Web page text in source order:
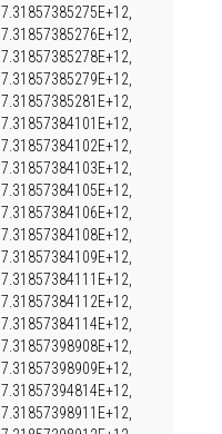
7.31857385275E+12,
7.31857385276E+12,
7.31857385278E+12,
7.31857385279E+12,
7.31857385281E+12,
7.31857384101E+12,
7.31857384102E+12,
7.31857384103E+12,
7.31857384105E+12,
7.31857384106E+12,
7.31857384108E+12,
7.31857384109E+12,
7.31857384111E+12,
7.31857384112E+12,
7.31857384114E+12,
7.31857398908E+12,
7.31857398909E+12,
7.31857394814E+12,
7.31857398911E+12,